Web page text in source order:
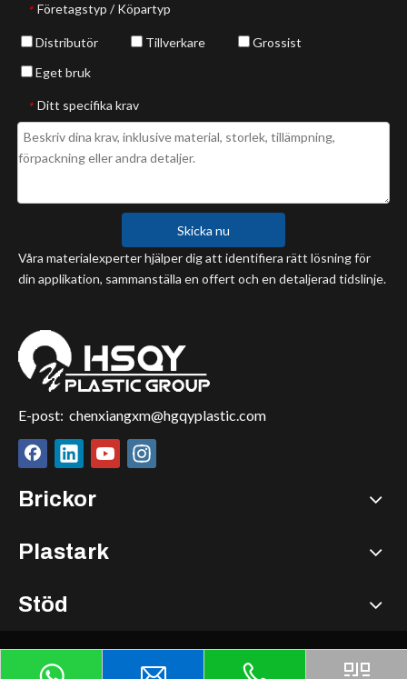
* Företagstyp / Köpartyp
Distributör Tillverkare
Grossist
Eget bruk
* Ditt specifika krav
Skicka nu
Våra materialexperter hjälper dig att identifiera rätt lösning för
din applikation, sammanställa en offert och en detaljerad tidslinje.
E-post: chenxiangxm@hgqyplastic.com
Brickor
Plastark
Stöd
© COPYRIGHT2025HSQY PLASTIC GROUP ALLA
RÄTTIGHETER FÖRBEHÅLLNA.